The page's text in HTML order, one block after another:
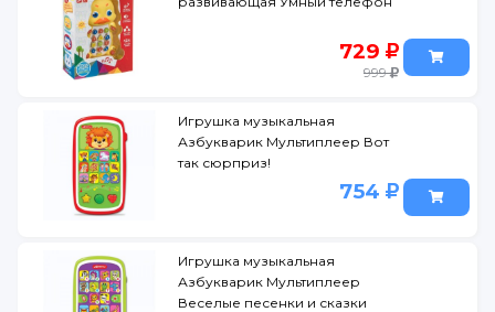
729
999
Игрушка музыкальная
Азбукварик Мультиплеер Вот
так сюрприз!
754
Игрушка музыкальная
Азбукварик Мультиплеер
Веселые песенки и сказки